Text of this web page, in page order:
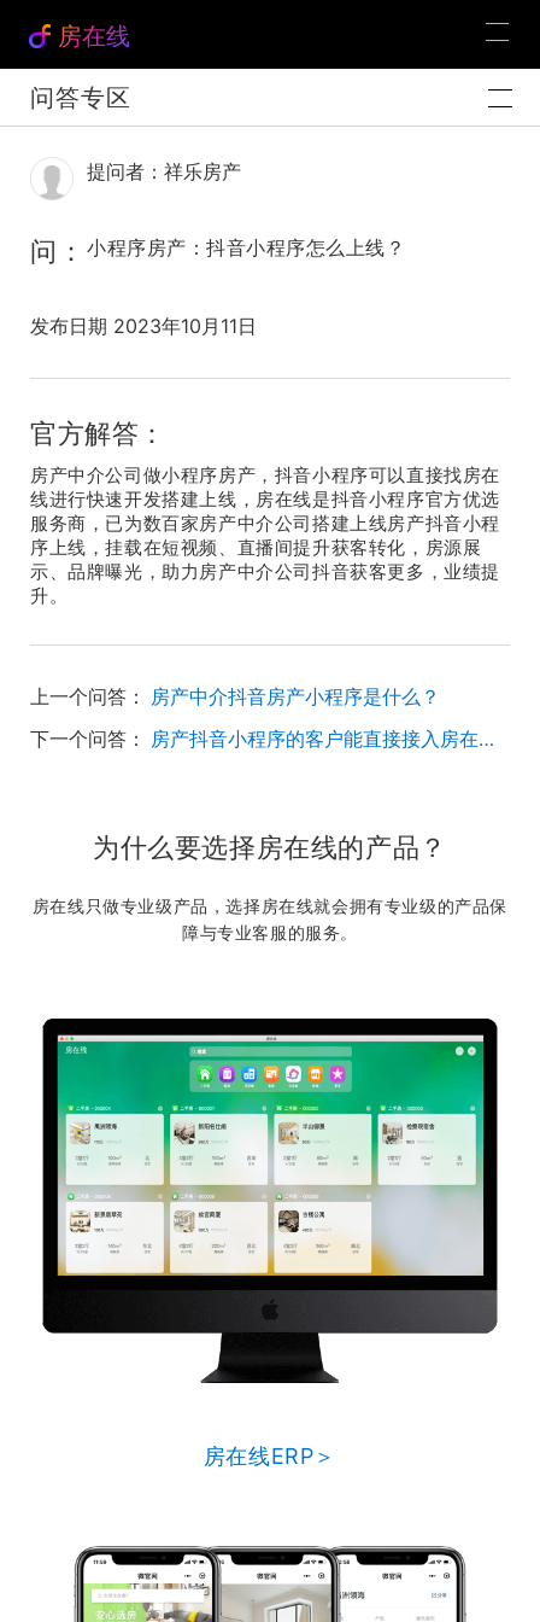
房在线
问答专区
提问者：祥乐房产
问： 小程序房产：抖音小程序怎么上线？
发布日期 2023年10月11日
官方解答：
房产中介公司做小程序房产，抖音小程序可以直接找房在
线进行快速开发搭建上线，房在线是抖音小程序官方优选
服务商，已为数百家房产中介公司搭建上线房产抖音小程
序上线，挂载在短视频、直播间提升获客转化，房源展
示、品牌曝光，助力房产中介公司抖音获客更多，业绩提
升。
上一个问答： 房产中介抖音房产小程序是什么？
下一个问答：
房产抖音小程序的客户能直接接入房在线房产管理系统吗？
为什么要选择房在线的产品？
房在线只做专业级产品，选择房在线就会拥有专业级的产品保
障与专业客服的服务。
房在线ERP＞